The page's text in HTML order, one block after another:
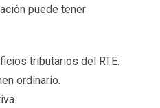
puede tener
tributarios del RTE.
ordinario.